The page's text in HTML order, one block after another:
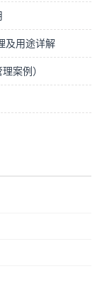
及用途详解
案例）